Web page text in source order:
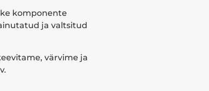
komponente
ja valtsitud
värvime ja